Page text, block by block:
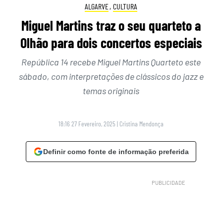
ALGARVE, CULTURA
Miguel Martins traz o seu quarteto a
Olhão para dois concertos especiais
República 14 recebe Miguel Martins Quarteto este
sábado, com interpretações de clássicos do jazz e
temas originais
18:16 27 Fevereiro, 2025 | Cristina Mendonça
Definir como fonte de informação preferida